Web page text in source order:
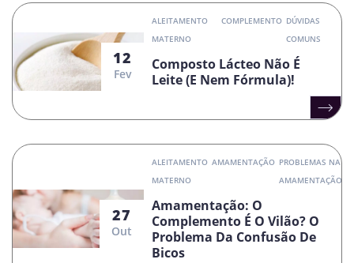
12
Fev
ALEITAMENTO
MATERNO
COMPLEMENTO DÚVIDAS
COMUNS
Composto Lácteo Não É
Leite (e Nem Fórmula)!
27
Out
ALEITAMENTO
MATERNO
AMAMENTAÇÃO PROBLEMAS NA
AMAMENTAÇÃO
Amamentação: O
Complemento É O Vilão? O
Problema Da Confusão De
Bicos